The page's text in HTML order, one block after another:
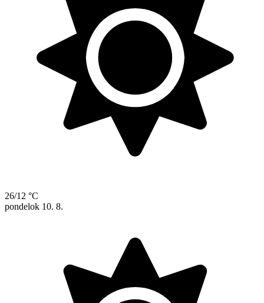
26/12 °C
pondelok 10. 8.